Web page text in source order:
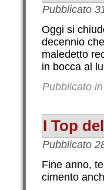
Pubblicato
Oggi si
decennio
maledetto
in bocca al
Pubblicato in
I Top
Pubblicato
Fine anno,
cimento